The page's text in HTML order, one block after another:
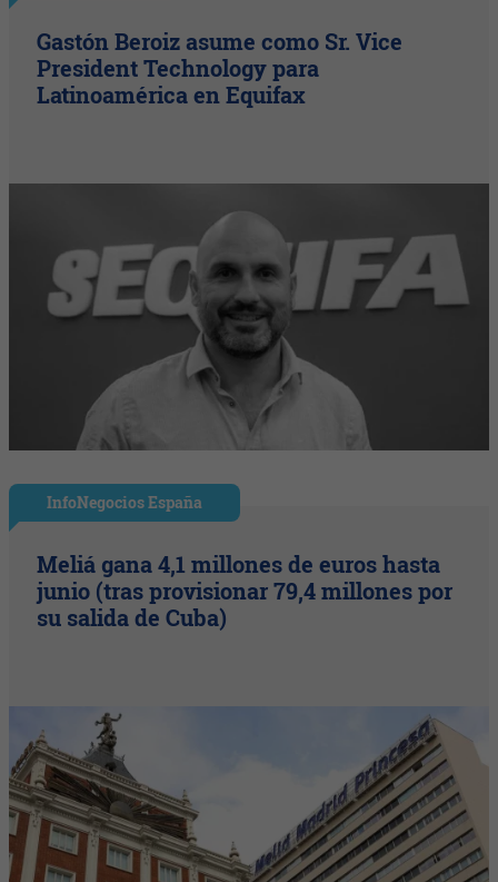
Gastón Beroiz asume como Sr. Vice
President Technology para
Latinoamérica en Equifax
InfoNegocios España
Meliá gana 4,1 millones de euros hasta
junio (tras provisionar 79,4 millones por
su salida de Cuba)